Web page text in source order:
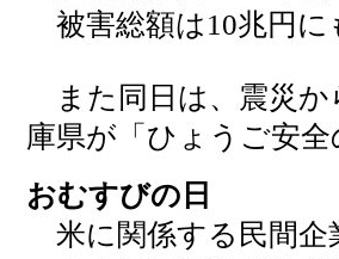
被害総額は10兆円に
また同日は、震災か
庫県が「ひょうご安
おむすびの日
米に関係する民間企